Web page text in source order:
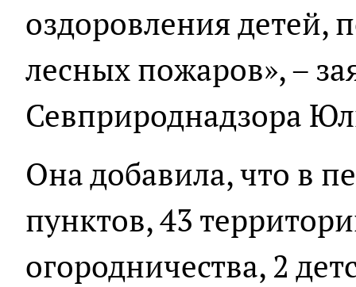
оздоровления детей,
лесных пожаров», –
Севприроднадзора
Она добавила, что в
пунктов, 43
огородничества, 2